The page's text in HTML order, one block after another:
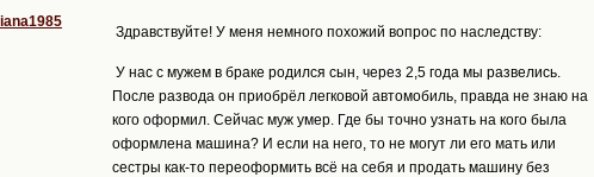
Здравствуйте! У меня немного похожий вопрос по наследству:
У нас с мужем в браке родился сын, через 2,5 года мы развелись.
После развода он приобрёл легковой автомобиль, правда не знаю на
кого оформил. Сейчас муж умер. Где бы точно узнать на кого была
оформлена машина? И если на него, то не могут ли его мать или
сестры как-то переоформить всё на себя и продать машину без